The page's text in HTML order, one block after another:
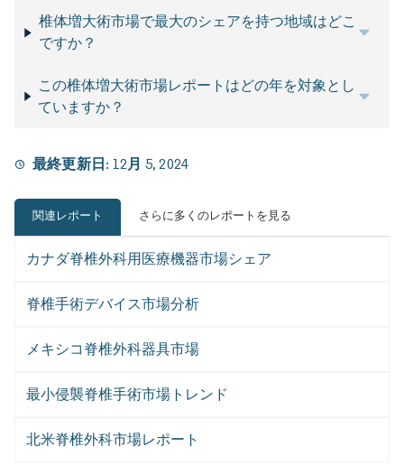
椎体増大術市場で最大のシェアを持つ地域はどこ
ですか？
この椎体増大術市場レポートはどの年を対象とし
ていますか？
最終更新日: 12月 5, 2024
関連レポート さらに多くのレポートを見る
カナダ脊椎外科用医療機器市場シェア
脊椎手術デバイス市場分析
メキシコ脊椎外科器具市場
最小侵襲脊椎手術市場トレンド
北米脊椎外科市場レポート